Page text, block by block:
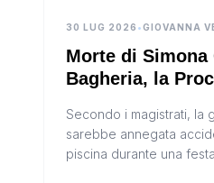
30 LUG 2026 •GIOVANNA
Morte di Simona
Bagheria, la
Secondo i magistrati, la
sarebbe annegata
piscina durante una